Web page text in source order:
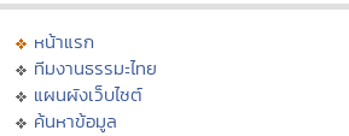
หน้าแรก
ทีมงานธรรมะไทย
แผนผังเว็บไซต์
ค้นหาข้อมูล